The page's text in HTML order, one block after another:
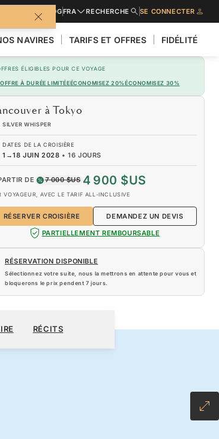
BLOGFRA RECHERCHE SE CONNECTER
NAVIRES TARIFS ET OFFRES FIDÉLITÉ
ÉLIGIBLES POUR CE VOYAGE
OFFRE À DURÉE LIMITÉEÉCONOMISEZ 20%ÉCONOMISEZ 30%
à Tokyo
SILVER WHISPER
DATES DE LA CROISIÈRE
1 →18 JUIN 2028 •16 JOURS
DE 7 000 $US 4 900 $US
VOYAGEUR, AVEC LE TARIF ALL-INCLUSIVE
RÉSERVER CROISIÈRE
DEMANDEZ UN DEVIS
PARTIELLEMENT REMBOURSABLE
RÉSERVATION DISPONIBLE
Sélectionnez votre suite, nous la mettrons en attente pour vous et
bloquerons le prix pendent7 jours.
RÉSERVER CROISIÈRE
RÉCITS